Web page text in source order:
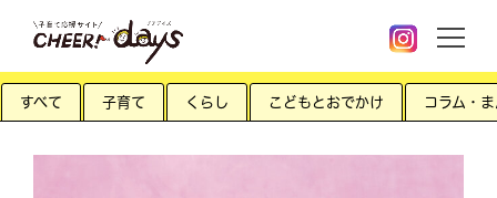
すべて 子育て くらし こどもとおでかけ コラム・